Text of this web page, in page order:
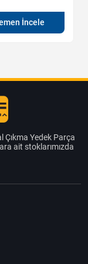
İncele
Çıkma Yedek Parça
ait stoklarımızda